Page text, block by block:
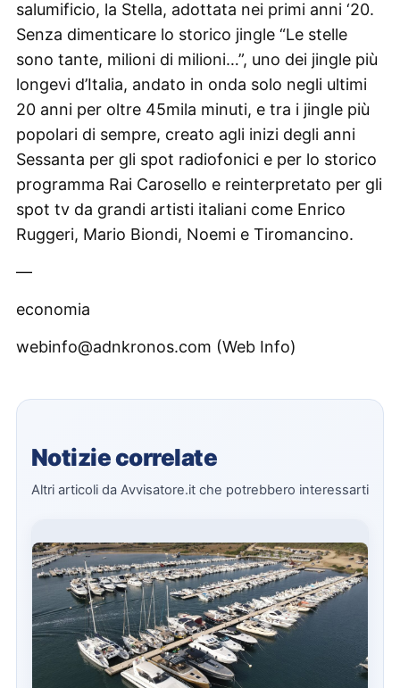
salumificio, la Stella, adottata nei primi anni ‘20.
Senza dimenticare lo storico jingle “Le stelle
sono tante, milioni di milioni…”, uno dei jingle più
longevi d’Italia, andato in onda solo negli ultimi
20 anni per oltre 45mila minuti, e tra i jingle più
popolari di sempre, creato agli inizi degli anni
Sessanta per gli spot radiofonici e per lo storico
programma Rai Carosello e reinterpretato per gli
spot tv da grandi artisti italiani come Enrico
Ruggeri, Mario Biondi, Noemi e Tiromancino.
—
economia
webinfo@adnkronos.com (Web Info)
Notizie correlate
Altri articoli da Avvisatore.it che potrebbero interessarti